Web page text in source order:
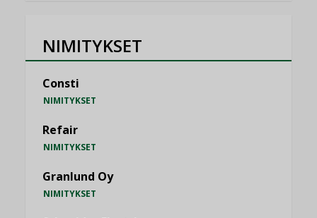
NIMITYKSET
Consti
NIMITYKSET
Refair
NIMITYKSET
Granlund Oy
NIMITYKSET